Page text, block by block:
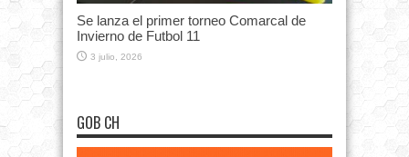
Se lanza el primer torneo Comarcal de
Invierno de Futbol 11
3 julio, 2026
GOB CH